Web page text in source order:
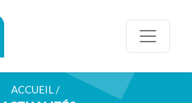
ACCUEIL /